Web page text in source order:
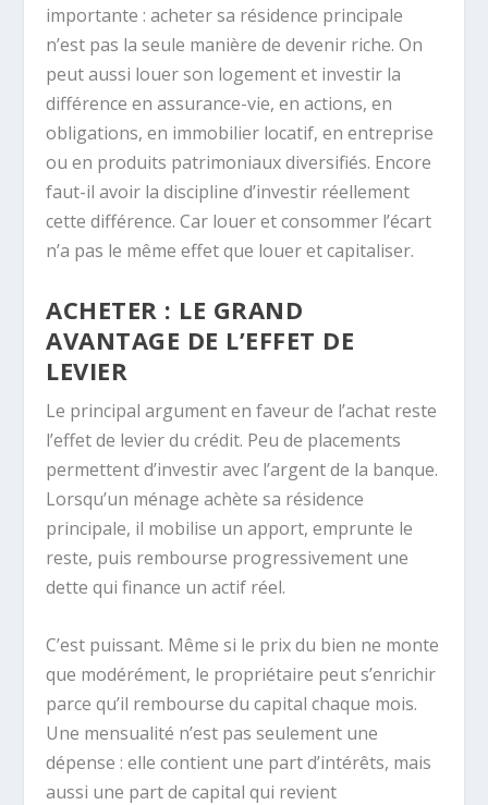
importante : acheter sa résidence principale
n’est pas la seule manière de devenir riche. On
peut aussi louer son logement et investir la
différence en assurance-vie, en actions, en
obligations, en immobilier locatif, en entreprise
ou en produits patrimoniaux diversifiés. Encore
faut-il avoir la discipline d’investir réellement
cette différence. Car louer et consommer l’écart
n’a pas le même effet que louer et capitaliser.
ACHETER : LE GRAND
AVANTAGE DE L’EFFET DE
LEVIER
Le principal argument en faveur de l’achat reste
l’effet de levier du crédit. Peu de placements
permettent d’investir avec l’argent de la banque.
Lorsqu’un ménage achète sa résidence
principale, il mobilise un apport, emprunte le
reste, puis rembourse progressivement une
dette qui finance un actif réel.
C’est puissant. Même si le prix du bien ne monte
que modérément, le propriétaire peut s’enrichir
parce qu’il rembourse du capital chaque mois.
Une mensualité n’est pas seulement une
dépense : elle contient une part d’intérêts, mais
aussi une part de capital qui revient